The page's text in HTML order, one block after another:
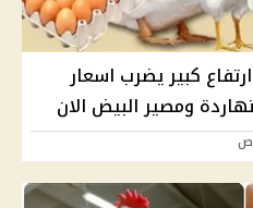
85 جنيهًا...ارتفاع كبير يضرب اسعار
ومصير البيض الان